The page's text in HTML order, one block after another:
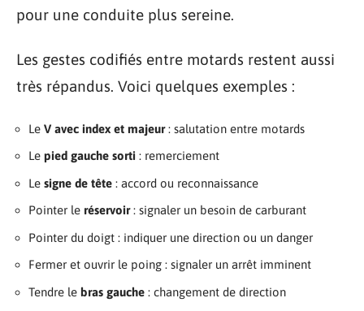
pour une conduite plus sereine.
Les gestes codifiés entre motards restent aussi
très répandus. Voici quelques exemples :
Le V avec index et majeur: salutation entre motards
Le pied gauche sorti : remerciement
Le signe de tête : accord ou reconnaissance
Pointer le réservoir: signaler un besoin de carburant
Pointer du doigt : indiquer une direction ou un danger
Fermer et ouvrir le poing : signaler un arrêt imminent
Tendre le bras gauche : changement de direction